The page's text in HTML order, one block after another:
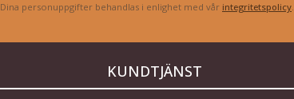
Dina personuppgifter behandlas i enlighet med vår integritetspolicy.
KUNDTJÄNST